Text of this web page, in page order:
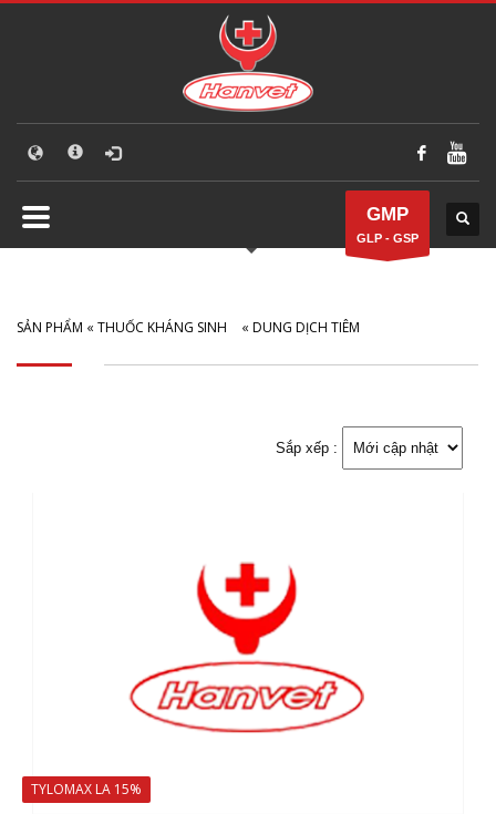
GMP
GLP - GSP
SẢN PHẨM « THUỐC KHÁNG SINH « DUNG DỊCH TIÊM
Sắp xếp :
TYLOMAX LA 15%